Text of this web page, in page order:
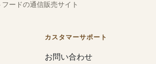
ードの通信販売サイト
カスタマーサポート
お問い合わせ